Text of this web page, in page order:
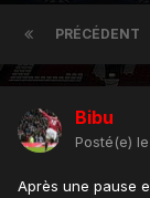
PRÉCÉDENT
Bibu
Posté(e)
Après une pause